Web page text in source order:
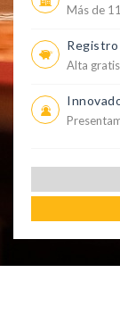
Más de
Alta